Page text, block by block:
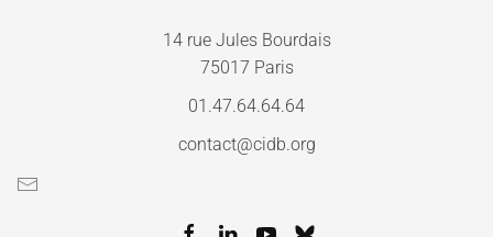
14 rue Jules Bourdais
75017 Paris
01.47.64.64.64
contact@cidb.org